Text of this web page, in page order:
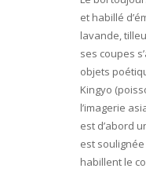
et habillé
lavande,
ses coupes
objets
Kingyo
l’imagerie
est d’abord
est
habillent le